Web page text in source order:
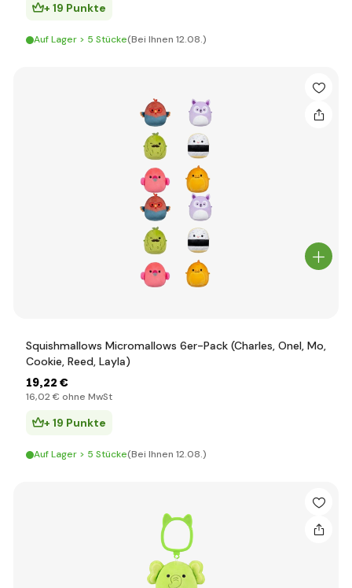
+ 19 Punkte
Auf Lager > 5 Stücke(Bei Ihnen 12.08.)
Squishmallows Micromallows 6er-Pack (Charles, Onel, Mo,
Cookie, Reed, Layla)
19,22 €
16,02 € ohne MwSt
+ 19 Punkte
Auf Lager > 5 Stücke(Bei Ihnen 12.08.)